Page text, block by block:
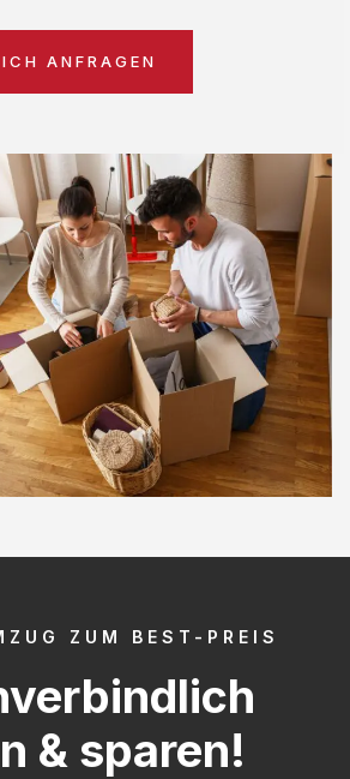
ANFRAGEN
ZUM BEST-PREIS
& sparen!